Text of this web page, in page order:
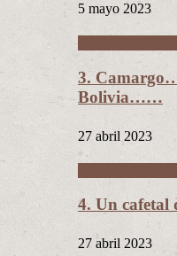
5 mayo 2023
3.
Bolivia……
27 abril 2023
4. Un
27 abril 2023